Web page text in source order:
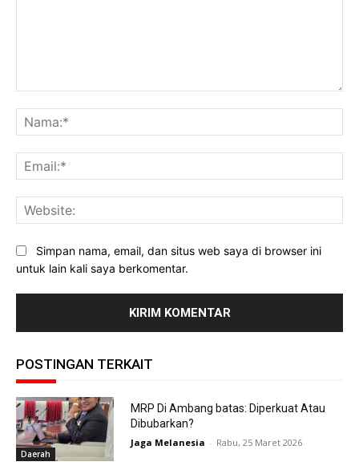
Simpan nama, email, dan situs web saya di browser ini
untuk lain kali saya berkomentar.
POSTINGAN TERKAIT
Daerah
MRP Di Ambang batas: Diperkuat Atau
Dibubarkan?
Jaga Melanesia - Rabu, 25 Maret 2026